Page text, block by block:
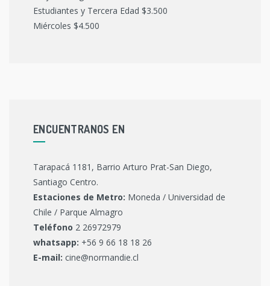
Estudiantes y Tercera Edad $3.500
Miércoles $4.500
ENCUENTRANOS EN
Tarapacá 1181, Barrio Arturo Prat-San Diego,
Santiago Centro.
Estaciones de Metro: Moneda / Universidad de
Chile / Parque Almagro
Teléfono 2 26972979
whatsapp: +56 9 66 18 18 26
E-mail: cine@normandie.cl